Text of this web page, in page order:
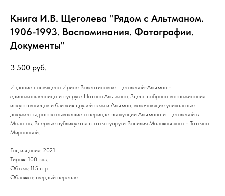
Книга И.В. Щеголева "Рядом с Альтманом.
1906-1993. Воспоминания. Фотографии.
Документы"
3 500 руб.
Издание посвящено Ирине Валентиновне Щеголевой-Альтман -
единомышленницы и супруге Натана Альтмана. Здесь собраны воспоминания
искусствоведов и близких друзей семьи Альтман, включающие уникальные
документы, рассказывающие о периоде эвакуации Альтмана и Щеголевой в
Молотов. Впервые публикуется статья супруги Василия Малаховского - Татьяны
Мироновой.
Год издания: 2021
Тираж: 100 экз.
Объем: 115 стр.
Обложка: твердый переплет